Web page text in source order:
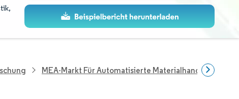
MEA-Markt Für Automatisierte Materialhandhabungs-